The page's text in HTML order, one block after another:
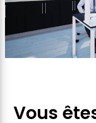
Vous